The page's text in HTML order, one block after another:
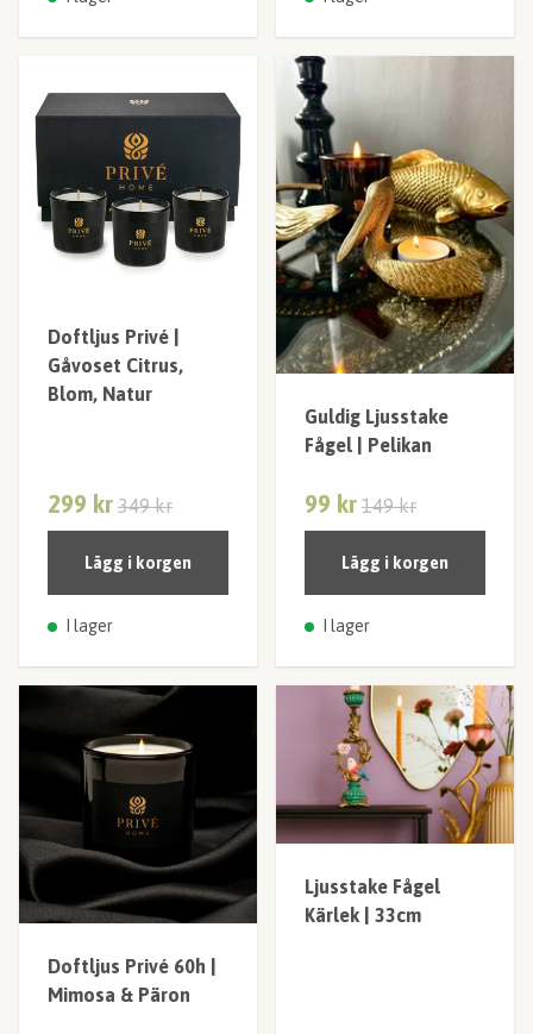
Doftljus Privé |
Gåvoset Citrus,
Blom, Natur
299 kr 349 kr
Lägg i korgen
I lager
Guldig Ljusstake
Fågel | Pelikan
99 kr 149 kr
Lägg i korgen
I lager
Doftljus Privé 60h |
Mimosa & Päron
Ljusstake Fågel
Kärlek | 33cm